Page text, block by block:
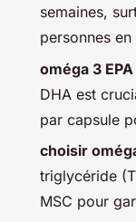
semaines,
personnes
oméga 3
DHA est
par capsule
choisir
triglycéride
MSC pour